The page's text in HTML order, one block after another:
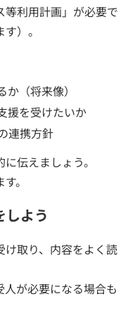
等利用計画」が必要で
）。
（将来像）
援を受けたいか
連携方針
伝えましょう。
。
しよう
け取り、内容をよく読
が必要になる場合も